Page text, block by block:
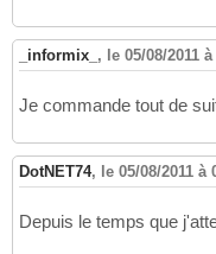
_informix_ , le 05/08/2011
Je commande tout de
DotNET74, le 05/08/2011 à
Depuis le temps que